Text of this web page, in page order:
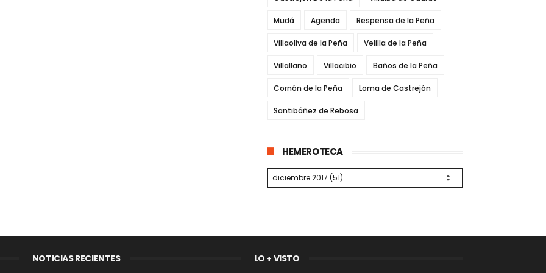
Mudá Agenda Respensa de la Peña
Villaoliva de la Peña Velilla de la Peña
Villallano Villacibio Baños de la Peña
Cornón de la Peña Loma de Castrejón
Santibáñez de Rebosa
HEMEROTECA
NOTICIAS RECIENTES LO + VISTO